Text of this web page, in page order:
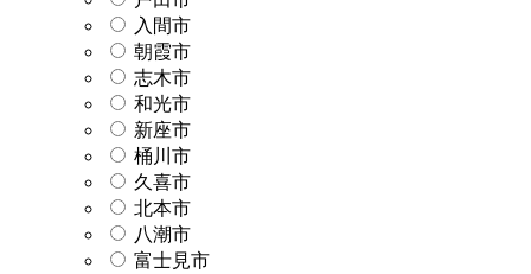
入間市
朝霞市
志木市
和光市
新座市
桶川市
久喜市
北本市
八潮市
富士見市